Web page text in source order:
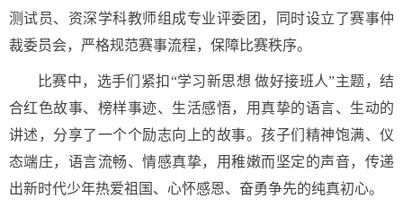
测试员、资深学科教师组成专业评委团，同时设立了赛事仲
裁委员会，严格规范赛事流程，保障比赛秩序。
比赛中，选手们紧扣“学习新思想 做好接班人”主题，结
合红色故事、榜样事迹、生活感悟，用真挚的语言、生动的
讲述，分享了一个个励志向上的故事。孩子们精神饱满、仪
态端庄，语言流畅、情感真挚，用稚嫩而坚定的声音，传递
出新时代少年热爱祖国、心怀感恩、奋勇争先的纯真初心。